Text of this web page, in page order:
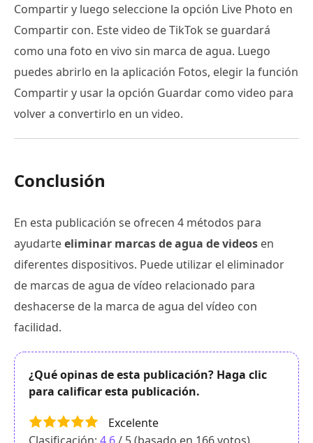
Compartir y luego seleccione la opción Live Photo en
Compartir con. Este video de TikTok se guardará
como una foto en vivo sin marca de agua. Luego
puedes abrirlo en la aplicación Fotos, elegir la función
Compartir y usar la opción Guardar como video para
volver a convertirlo en un video.
Conclusión
En esta publicación se ofrecen 4 métodos para
ayudarteeliminar marcas de agua de videos en
diferentes dispositivos. Puede utilizar el eliminador
de marcas de agua de vídeo relacionado para
deshacerse de la marca de agua del vídeo con
facilidad.
¿Qué opinas de esta publicación? Haga clic
para calificar esta publicación.
Excelente